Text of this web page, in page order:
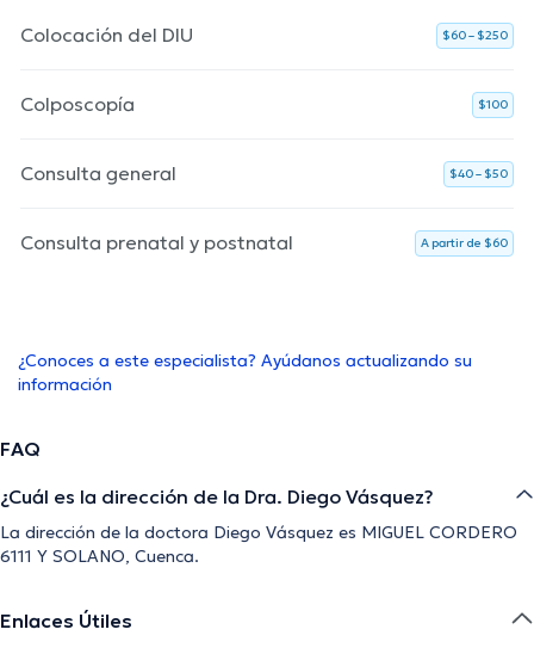
Colocación del DIU $60 – $250
Colposcopía $100
Consulta general $40 – $50
Consulta prenatal y postnatal A partir de $60
¿Conoces a este especialista? Ayúdanos actualizando su
información
FAQ
¿Cuál es la dirección de la Dra. Diego Vásquez?
La dirección de la doctora Diego Vásquez es MIGUEL CORDERO
6111 Y SOLANO, Cuenca.
Enlaces Útiles